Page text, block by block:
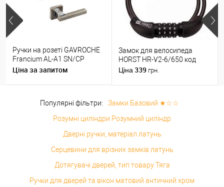
Ручки на розеті GAVROCHE
Francium AL-A1 SN/CP
нікель/хром
Ціна за запитом
Замок для велосипеда
HORST HR-V2-6/650 код
Ціна 339 грн.
Популярні фільтри:
Замки Базовий ★☆☆
Розумні циліндри Розумний циліндр
Дверні ручки, матеріал латунь
Серцевини для врізних замків латунь
Дотягувачі дверей, тип товару Тяга
Ручки для дверей та вікон матовий античний хром